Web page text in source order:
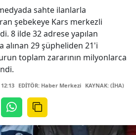
sahte ilanlarla
şebekeye Kars merkezli
8 ilde 32 adrese yapılan
alınan 29 şüpheliden 21'i
toplam zararının milyonlarca
EDİTÖR: Haber Merkezi KAYNAK: (İHA)